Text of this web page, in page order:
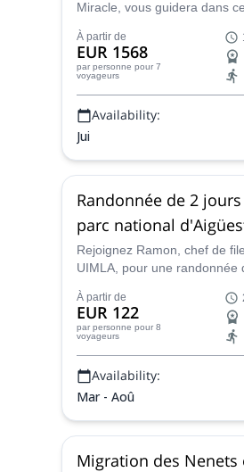
Miracle, vous guidera dans
travers le parc national de
nord de la Suède (Laponie),
frontière isolée et sauvage
arctique avec des paysages,
une faune d'un autre monde.
À partir de
EUR 1568
par personne pour 7
voyageurs
Availability:
Jui
Randonnée de 2
parc national
Vall Fosca
Rejoignez Ramon, chef de
UIMLA, pour une randonnée
Vall Fosca, le seul de
À partir de
EUR 122
par personne pour 8
voyageurs
Availability:
Mar - Aoû
Migration des Nenets